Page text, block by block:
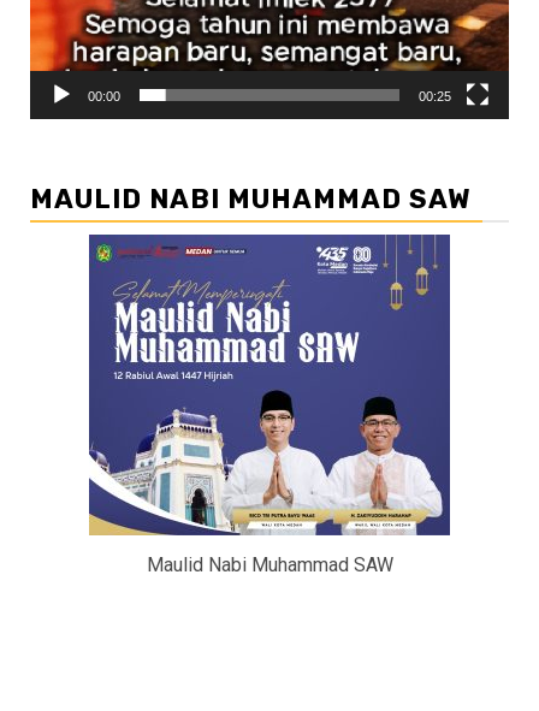
00:00 00:25
MAULID NABI MUHAMMAD SAW
Maulid Nabi Muhammad SAW